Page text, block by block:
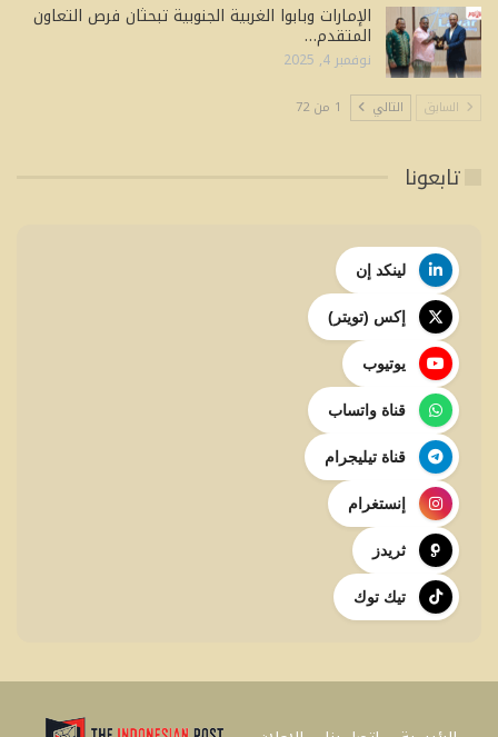
الإمارات وبابوا الغربية الجنوبية تبحثان فرص التعاون
المتقدم…
نوفمبر 4, 2025
السابق التالي 1 من 72
تابعونا
لينكد إن
إكس (تويتر)
يوتيوب
قناة واتساب
قناة تيليجرام
إنستغرام
ثريدز
تيك توك